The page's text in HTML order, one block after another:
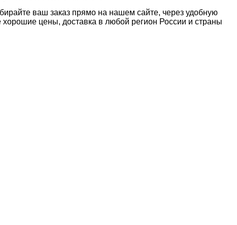
ваш заказ прямо на нашем сайте, через удобную
цены, доставка в любой регион России и страны